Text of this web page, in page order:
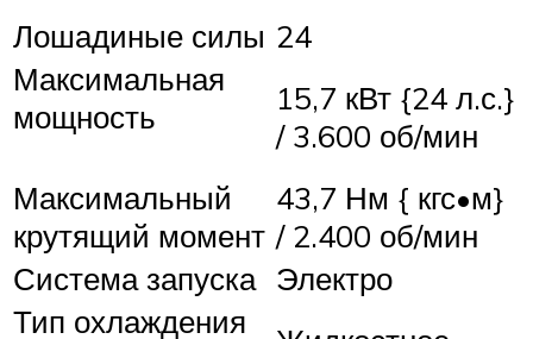
Лошадиные силы 24
Максимальная
мощность
15,7 кВт {24 л.с.}
/ 3.600 об/мин
Максимальный
крутящий момент
43,7 Нм { кгс•м}
/ 2.400 об/мин
Система запуска Электро
Тип охлаждения